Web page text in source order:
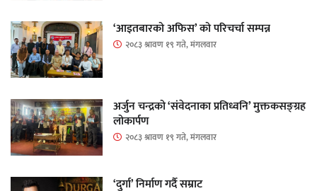
‘आइतबारको अफिस’ को परिचर्चा सम्पन्न
२०८३ श्रावण १९ गते, मंगलवार
अर्जुन चन्द्रको ‘संवेदनाका प्रतिध्वनि’ मुक्तकसङ्ग्रह
लोकार्पण
२०८३ श्रावण १९ गते, मंगलवार
‘दुर्गा’ निर्माण गर्दै सम्राट